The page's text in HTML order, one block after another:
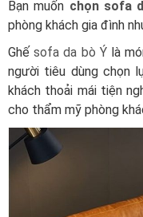
PHÒNG KHÁCH
LIÊN HỆ
Bạn muốn chọn sofa
phòng khách gia đình
Ghếsofa da bò Ýlà
người tiêu dùng chọn
khách thoải mái tiện
cho thẩm mỹ phòng